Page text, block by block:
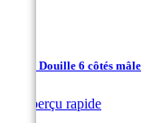
1/4" - Douille 6 côtés mâle
Aperçu rapide